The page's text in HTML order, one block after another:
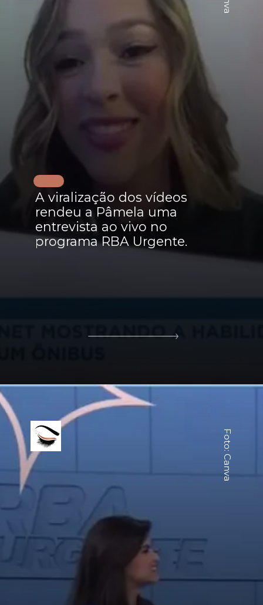
A viralização dos vídeos
rendeu a Pâmela uma
entrevista ao vivo no
programa RBA Urgente.
Foto: Canva